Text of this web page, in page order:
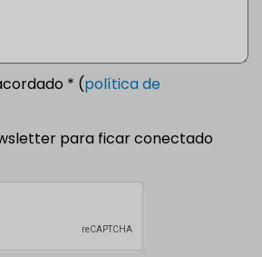
* (política de
para ficar conectado